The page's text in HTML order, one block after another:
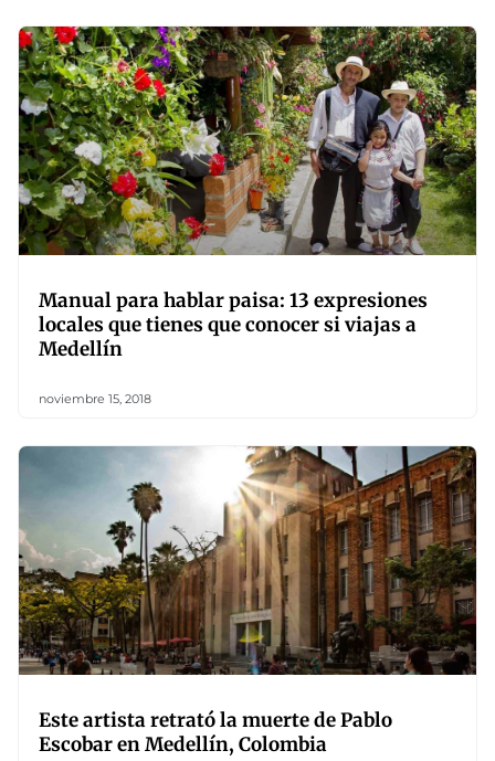
Manual para hablar paisa: 13 expresiones
locales que tienes que conocer si viajas a
Medellín
noviembre 15, 2018
Este artista retrató la muerte de Pablo
Escobar en Medellín, Colombia